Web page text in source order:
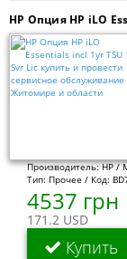
HP Опция HP iLO
Производитель: HP /
Тип: Прочее / Код:
4537 грн
171.2 USD
Купить